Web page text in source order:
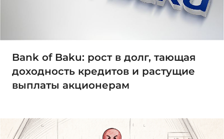
Bank of Baku: рост в долг, тающая
доходность кредитов и растущие
выплаты акционерам